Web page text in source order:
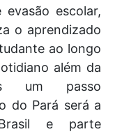
escolar,
o aprendizado
ao longo
além da
um passo
do Pará será a
e parte